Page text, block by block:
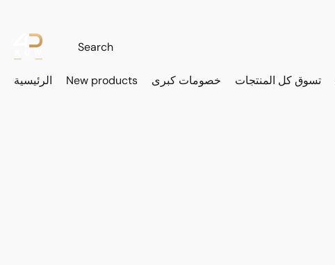
الرئيسية New products خصومات كبرى تسوق كل المنتجات